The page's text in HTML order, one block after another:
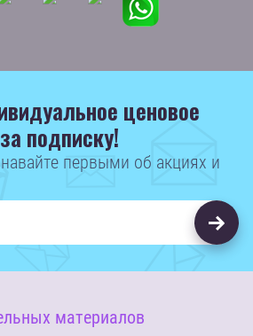
ценовое
подписку!
первыми об акциях и
материалов